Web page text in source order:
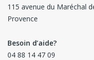
115 avenue du Maréchal
Provence
Besoin d’aide?
04 88 14 47 09